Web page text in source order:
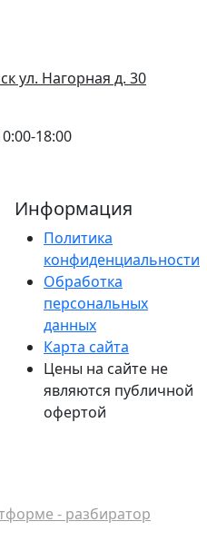
ул. Нагорная д. 30
18:00
Информация
Политика
конфиденциальности
Обработка
персональных
данных
Карта сайта
Цены на сайте не
являются публичной
офертой
- разбиратор